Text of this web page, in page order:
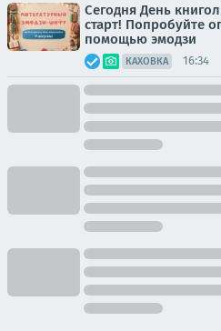
Сегодня День
старт! Попробуйте
помощью эмодзи
КАХОВКА 16:34